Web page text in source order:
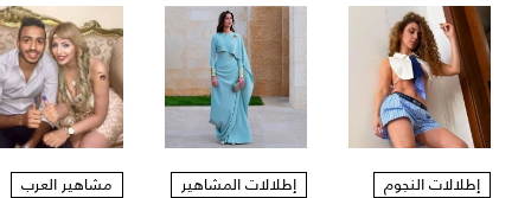
إطلالات النجوم إطلالات المشاهير مشاهير العرب